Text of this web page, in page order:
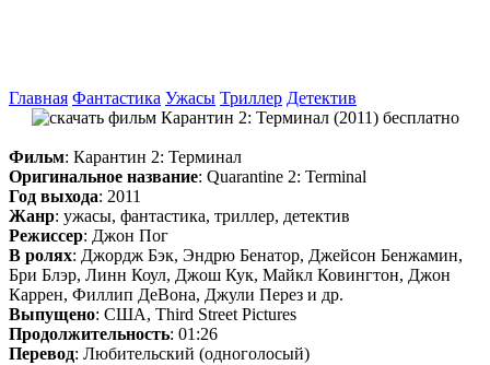
Главная Фантастика Ужасы Триллер Детектив
Фильм: Карантин 2: Терминал
Оригинальное название: Quarantine 2: Terminal
Год выхода: 2011
Жанр: ужасы, фантастика, триллер, детектив
Режиссер: Джон Пог
В ролях: Джордж Бэк, Эндрю Бенатор, Джейсон Бенжамин,
Бри Блэр, Линн Коул, Джош Кук, Майкл Ковингтон, Джон
Каррен, Филлип ДеВона, Джули Перез и др.
Выпущено: США, Third Street Pictures
Продолжительность: 01:26
Перевод: Любительский (одноголосый)